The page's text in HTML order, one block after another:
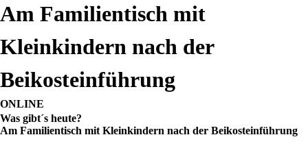
Am Familientisch mit
Kleinkindern nach der
Beikosteinführung
ONLINE
Was gibt´s heute?
Am Familientisch mit Kleinkindern nach der Beikosteinführung